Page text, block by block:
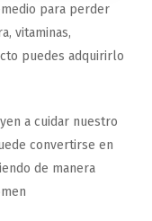
para perder
vitaminas,
puedes adquirirlo
a cuidar nuestro
convertirse en
de manera